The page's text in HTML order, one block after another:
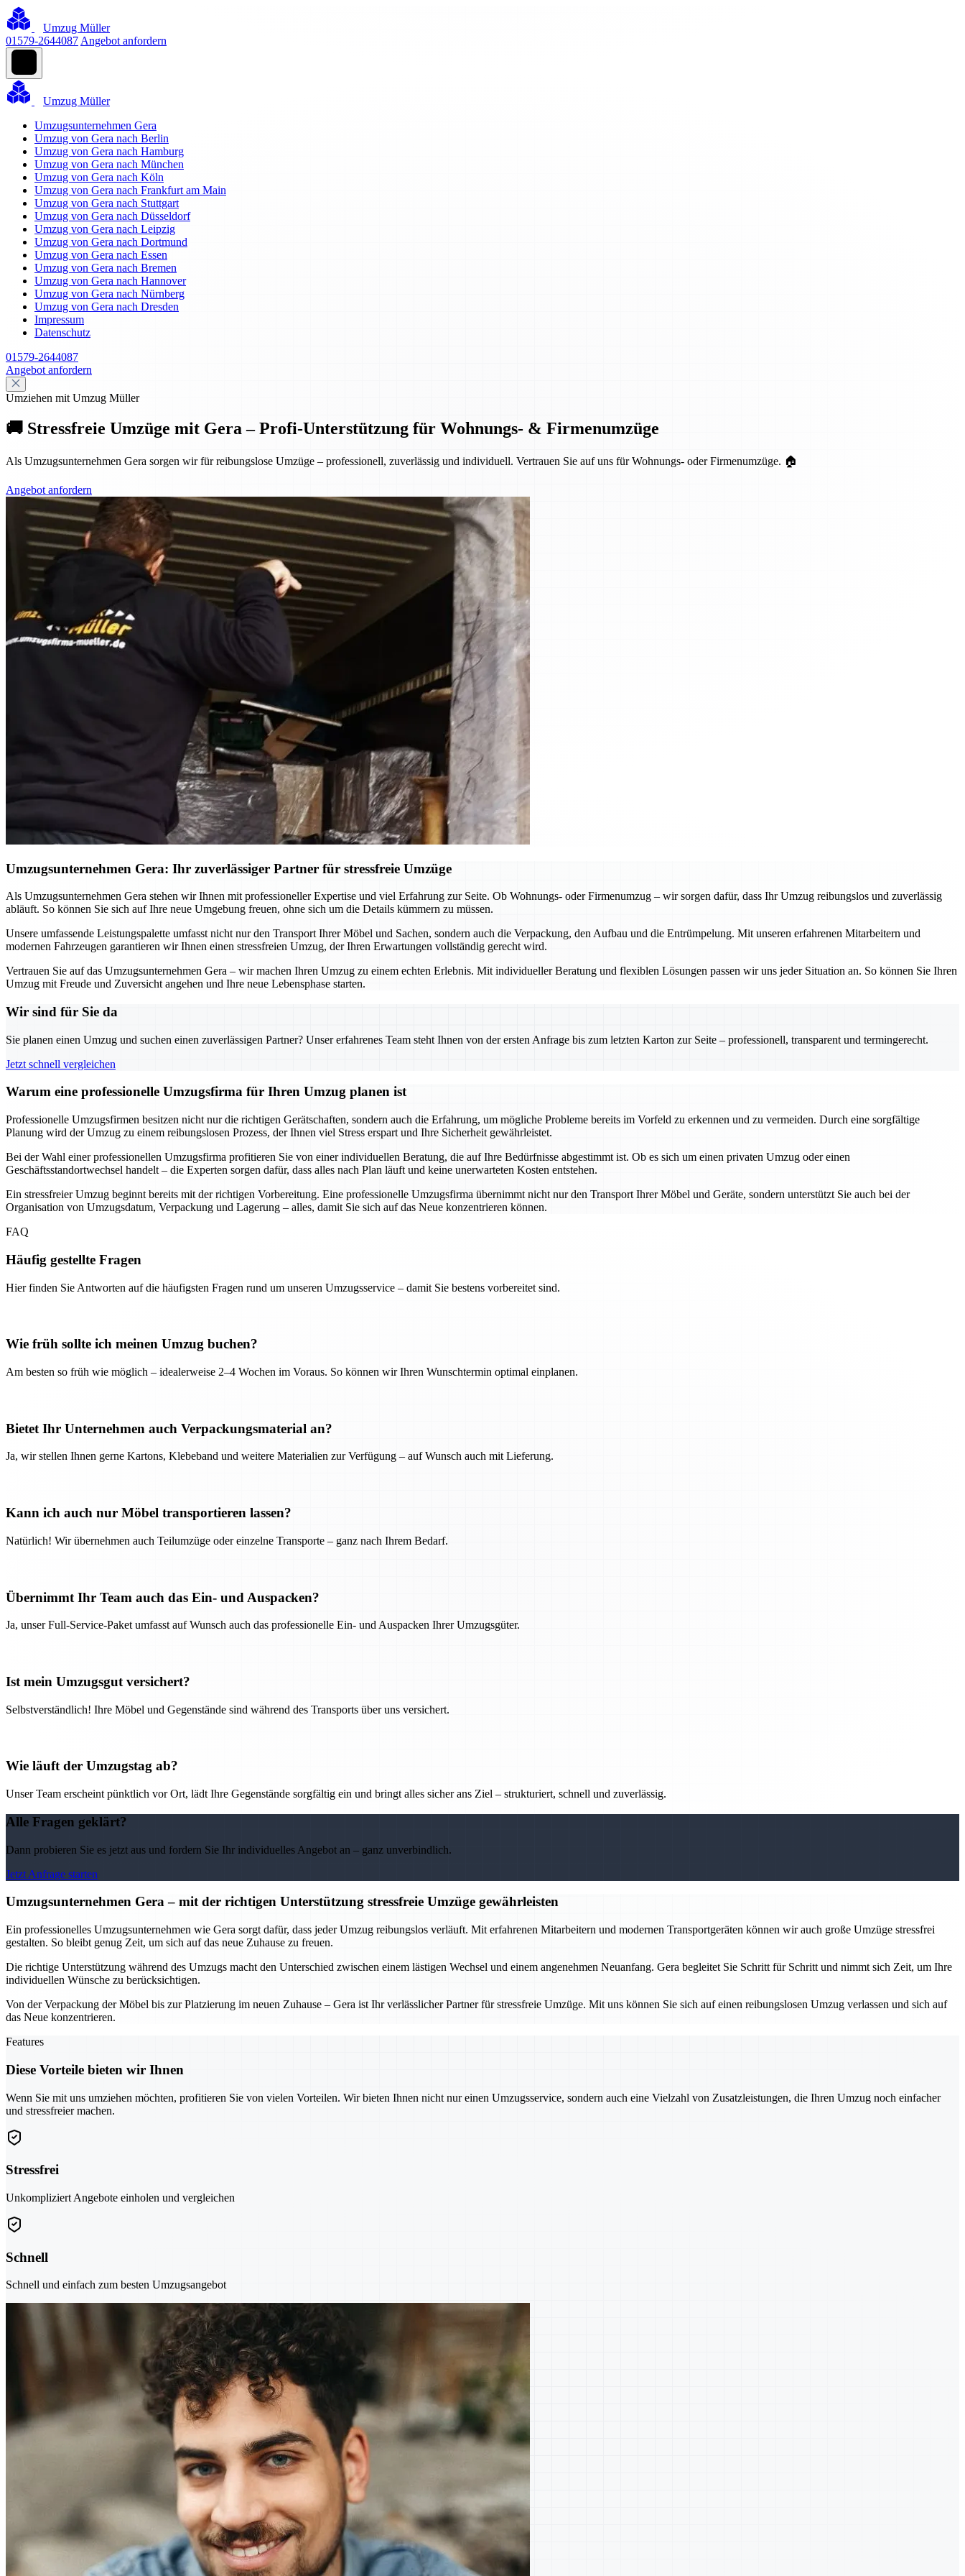
Umzug Müller
01579-2644087 Angebot anfordern
Umzug Müller
Umzugsunternehmen Gera
Umzug von Gera nach Berlin
Umzug von Gera nach Hamburg
Umzug von Gera nach München
Umzug von Gera nach Köln
Umzug von Gera nach Frankfurt am Main
Umzug von Gera nach Stuttgart
Umzug von Gera nach Düsseldorf
Umzug von Gera nach Leipzig
Umzug von Gera nach Dortmund
Umzug von Gera nach Essen
Umzug von Gera nach Bremen
Umzug von Gera nach Hannover
Umzug von Gera nach Nürnberg
Umzug von Gera nach Dresden
Impressum
Datenschutz
01579-2644087
Angebot anfordern
Umziehen mit Umzug Müller
🚚 Stressfreie Umzüge mit Gera – Profi-Unterstützung für Wohnungs- & Firmenumzüge
Als Umzugsunternehmen Gera sorgen wir für reibungslose Umzüge – professionell, zuverlässig und individuell. Vertrauen Sie auf uns für Wohnungs- oder Firmenumzüge. 🏠
Angebot anfordern
Umzugsunternehmen Gera: Ihr zuverlässiger Partner für stressfreie Umzüge
Als Umzugsunternehmen Gera stehen wir Ihnen mit professioneller Expertise und viel Erfahrung zur Seite. Ob Wohnungs- oder Firmenumzug – wir sorgen dafür, dass Ihr Umzug reibungslos und zuverlässig
abläuft. So können Sie sich auf Ihre neue Umgebung freuen, ohne sich um die Details kümmern zu müssen.
Unsere umfassende Leistungspalette umfasst nicht nur den Transport Ihrer Möbel und Sachen, sondern auch die Verpackung, den Aufbau und die Entrümpelung. Mit unseren erfahrenen Mitarbeitern und
modernen Fahrzeugen garantieren wir Ihnen einen stressfreien Umzug, der Ihren Erwartungen vollständig gerecht wird.
Vertrauen Sie auf das Umzugsunternehmen Gera – wir machen Ihren Umzug zu einem echten Erlebnis. Mit individueller Beratung und flexiblen Lösungen passen wir uns jeder Situation an. So können Sie Ihren
Umzug mit Freude und Zuversicht angehen und Ihre neue Lebensphase starten.
Wir sind für Sie da
Sie planen einen Umzug und suchen einen zuverlässigen Partner? Unser erfahrenes Team steht Ihnen von der ersten Anfrage bis zum letzten Karton zur Seite – professionell, transparent und termingerecht.
Jetzt schnell vergleichen
Warum eine professionelle Umzugsfirma für Ihren Umzug planen ist
Professionelle Umzugsfirmen besitzen nicht nur die richtigen Gerätschaften, sondern auch die Erfahrung, um mögliche Probleme bereits im Vorfeld zu erkennen und zu vermeiden. Durch eine sorgfältige
Planung wird der Umzug zu einem reibungslosen Prozess, der Ihnen viel Stress erspart und Ihre Sicherheit gewährleistet.
Bei der Wahl einer professionellen Umzugsfirma profitieren Sie von einer individuellen Beratung, die auf Ihre Bedürfnisse abgestimmt ist. Ob es sich um einen privaten Umzug oder einen
Geschäftsstandortwechsel handelt – die Experten sorgen dafür, dass alles nach Plan läuft und keine unerwarteten Kosten entstehen.
Ein stressfreier Umzug beginnt bereits mit der richtigen Vorbereitung. Eine professionelle Umzugsfirma übernimmt nicht nur den Transport Ihrer Möbel und Geräte, sondern unterstützt Sie auch bei der
Organisation von Umzugsdatum, Verpackung und Lagerung – alles, damit Sie sich auf das Neue konzentrieren können.
FAQ
Häufig gestellte Fragen
Hier finden Sie Antworten auf die häufigsten Fragen rund um unseren Umzugsservice – damit Sie bestens vorbereitet sind.
Wie früh sollte ich meinen Umzug buchen?
Am besten so früh wie möglich – idealerweise 2–4 Wochen im Voraus. So können wir Ihren Wunschtermin optimal einplanen.
Bietet Ihr Unternehmen auch Verpackungsmaterial an?
Ja, wir stellen Ihnen gerne Kartons, Klebeband und weitere Materialien zur Verfügung – auf Wunsch auch mit Lieferung.
Kann ich auch nur Möbel transportieren lassen?
Natürlich! Wir übernehmen auch Teilumzüge oder einzelne Transporte – ganz nach Ihrem Bedarf.
Übernimmt Ihr Team auch das Ein- und Auspacken?
Ja, unser Full-Service-Paket umfasst auf Wunsch auch das professionelle Ein- und Auspacken Ihrer Umzugsgüter.
Ist mein Umzugsgut versichert?
Selbstverständlich! Ihre Möbel und Gegenstände sind während des Transports über uns versichert.
Wie läuft der Umzugstag ab?
Unser Team erscheint pünktlich vor Ort, lädt Ihre Gegenstände sorgfältig ein und bringt alles sicher ans Ziel – strukturiert, schnell und zuverlässig.
Alle Fragen geklärt?
Dann probieren Sie es jetzt aus und fordern Sie Ihr individuelles Angebot an – ganz unverbindlich.
Jetzt Anfrage starten
Umzugsunternehmen Gera – mit der richtigen Unterstützung stressfreie Umzüge gewährleisten
Ein professionelles Umzugsunternehmen wie Gera sorgt dafür, dass jeder Umzug reibungslos verläuft. Mit erfahrenen Mitarbeitern und modernen Transportgeräten können wir auch große Umzüge stressfrei
gestalten. So bleibt genug Zeit, um sich auf das neue Zuhause zu freuen.
Die richtige Unterstützung während des Umzugs macht den Unterschied zwischen einem lästigen Wechsel und einem angenehmen Neuanfang. Gera begleitet Sie Schritt für Schritt und nimmt sich Zeit, um Ihre
individuellen Wünsche zu berücksichtigen.
Von der Verpackung der Möbel bis zur Platzierung im neuen Zuhause – Gera ist Ihr verlässlicher Partner für stressfreie Umzüge. Mit uns können Sie sich auf einen reibungslosen Umzug verlassen und sich auf
das Neue konzentrieren.
Features
Diese Vorteile bieten wir Ihnen
Wenn Sie mit uns umziehen möchten, profitieren Sie von vielen Vorteilen. Wir bieten Ihnen nicht nur einen Umzugsservice, sondern auch eine Vielzahl von Zusatzleistungen, die Ihren Umzug noch einfacher
und stressfreier machen.
Stressfrei
Unkompliziert Angebote einholen und vergleichen
Schnell
Schnell und einfach zum besten Umzugsangebot